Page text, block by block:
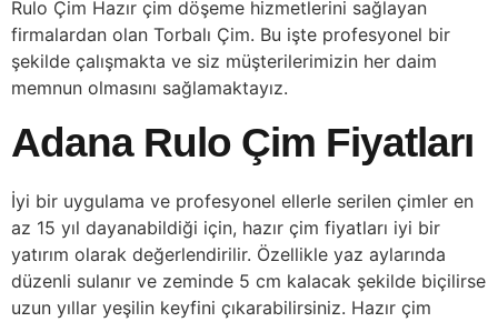
Rulo Çim Hazır çim döşeme hizmetlerini sağlayan
firmalardan olan Torbalı Çim. Bu işte profesyonel bir
şekilde çalışmakta ve siz müşterilerimizin her daim
memnun olmasını sağlamaktayız.
Adana Rulo Çim Fiyatları
İyi bir uygulama ve profesyonel ellerle serilen çimler en
az 15 yıl dayanabildiği için, hazır çim fiyatları iyi bir
yatırım olarak değerlendirilir. Özellikle yaz aylarında
düzenli sulanır ve zeminde 5 cm kalacak şekilde biçilirse
uzun yıllar yeşilin keyfini çıkarabilirsiniz. Hazır çim